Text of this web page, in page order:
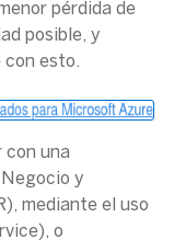
pérdida de
posible, y
con esto.
con una
y
), mediante el uso
o